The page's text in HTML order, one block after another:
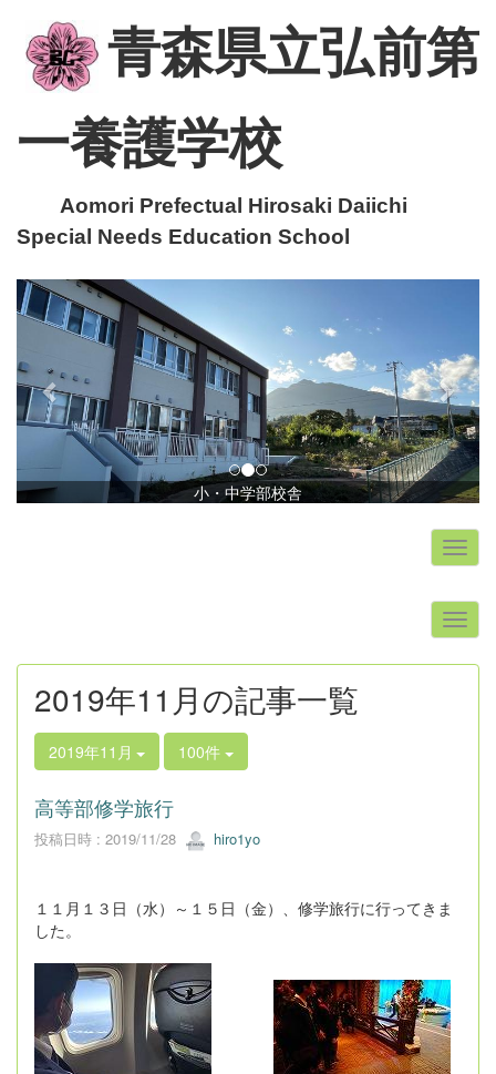
青森県立弘前第
一養護学校
Aomori Prefectual Hirosaki Daiichi
Special Needs Education School
小・中学部校舎
p
r
v
i
o
u
s
x
t
2019年11月の記事一覧
2019年11月 100件
高等部修学旅行
投稿日時 : 2019/11/28 hiro1yo
１１月１３日（水）～１５日（金）、修学旅行に行ってきま
した。